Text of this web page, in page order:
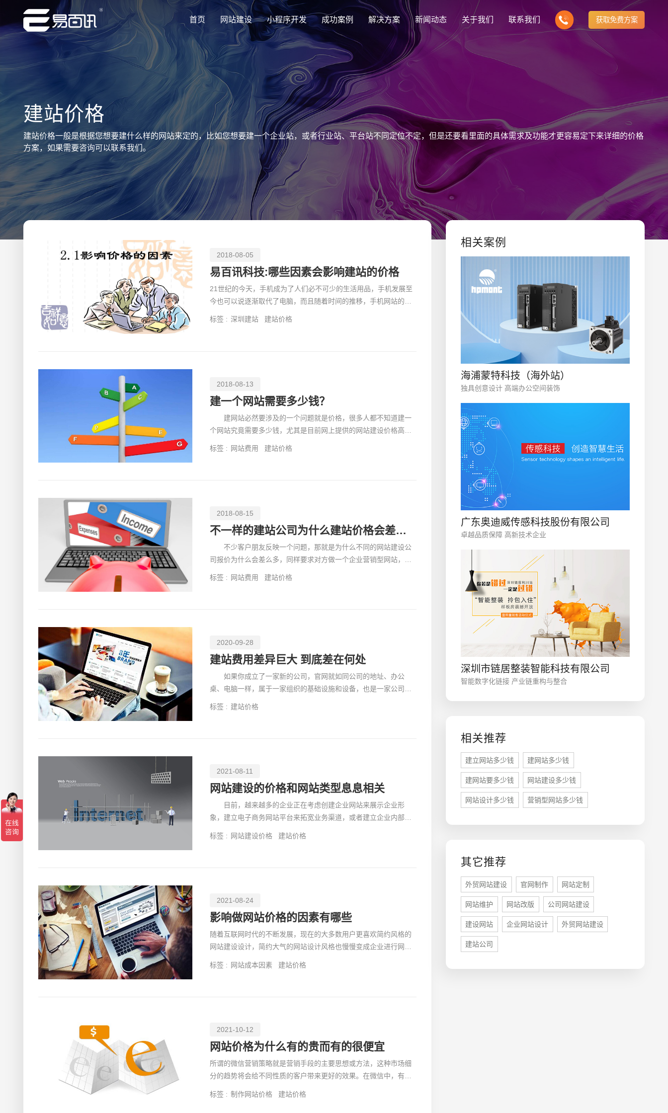
首页 网站建设
专注网站建设行业优质供应商
创意品牌型网站建设
企业品牌高端网站设计
企业营销型网站建设
响应式网站建设
适应各个终端设备网站
网站建设定制改版
定制化网站建设改版方案
购物商城系统开发
零售在线电子商务网站
手机微信网站建设
小程序开发 成功案例
专注网站建设行业优质供应商 集团上市网站
集团大企上市公司
行业门户网站
行业门户网站平台开发
外贸出口网站
外贸进出口网站开发
企业品牌官网
创意品牌型网站建设 营销型网站建力企业公信力
解决方案
专注网站建设行业优质供应商
解决方案
定制化视觉设计与互动策划方案
芯片半导体网站建设解决方
案
新能源行业网站建设解决方
案
政府网站建设解决方案
购物商城网站建设解决方案 品牌形象网站建设解决方案
门户网站建设解决方案 营销型网站建设解决方案 企业网站建设解决方案
多样化产品总有一个满足你的需求
新闻动态
专注网站建设行业优质供应商 最新签约
Latest signing
建站知识
Website building knowledge
行业新闻
Industry information
网站设计
Website Design
关于我们
专注网站建设行业优质供应商 公司介绍
致力于互联网品牌建设
公司团队
我们的团队协作精神
发展历程
一路走来感谢您的陪伴
联系我们 获取免费方案
建站价格
建站价格一般是根据您想要建什么样的网站来定的，比如您想要建一个企业站，或者行业站、平台站不同定位不定，但是还要看里面的具体需求及功能才更容易定下来详细的价格
方案，如果需要咨询可以联系我们。
2018-08-05
易百讯科技:哪些因素会影响建站的价格
21世纪的今天，手机成为了人们必不可少的生活用品，手机发展至
今也可以说逐渐取代了电脑，而且随着时间的推移，手机网站的技
标签 : 深圳建站 建站价格
2018-08-13
建一个网站需要多少钱？
建网站必然要涉及的一个问题就是价格，很多人都不知道建一
个网站究竟需要多少钱，尤其是目前网上提供的网站建设价格高低
标签 : 网站费用 建站价格
2018-08-15
不一样的建站公司为什么建站价格会差很多
不少客户朋友反映一个问题，那就是为什么不同的网站建设公
司报价为什么会差么多，同样要求对方做一个企业营销型网站，一
标签 : 网站费用 建站价格
2020-09-28
建站费用差异巨大 到底差在何处
如果你成立了一家新的公司，官网就如同公司的地址、办公
桌、电脑一样，属于一家组织的基础设施和设备，也是一家公司的
标签 : 建站价格
2021-08-11
网站建设的价格和网站类型息息相关
目前，越来越多的企业正在考虑创建企业网站来展示企业形
象，建立电子商务网站平台来拓宽业务渠道，或者建立企业内部网
标签 : 网站建设价格 建站价格
2021-08-24
影响做网站价格的因素有哪些
随着互联网时代的不断发展，现在的大多数用户更喜欢简约风格的
网站建设设计，简约大气的网站设计风格也慢慢变成企业进行网站
标签 : 网站成本因素 建站价格
2021-10-12
网站价格为什么有的贵而有的很便宜
所谓的微信营销策略就是营销手段的主要思想或方法，这种市场细
分的趋势将会给不同性质的客户带来更好的效果。在微信中，有一
标签 : 制作网站价格 建站价格
相关案例
海浦蒙特科技（海外站）
独具创意设计 高端办公空间装饰
广东奥迪威传感科技股份有限公司
卓越品质保障 高新技术企业
深圳市链居整装智能科技有限公司
智能数字化链接 产业链重构与整合
相关推荐
建立网站多少钱 建网站多少钱
建网站要多少钱 网站建设多少钱
网站设计多少钱 营销型网站多少钱
其它推荐
外贸网站建设 官网制作 网站定制
网站维护 网站改版 公司网站建设
建设网站 企业网站设计 外贸网站建设
建站公司
微信号
创意品牌型网站 · 标准企业官网建设